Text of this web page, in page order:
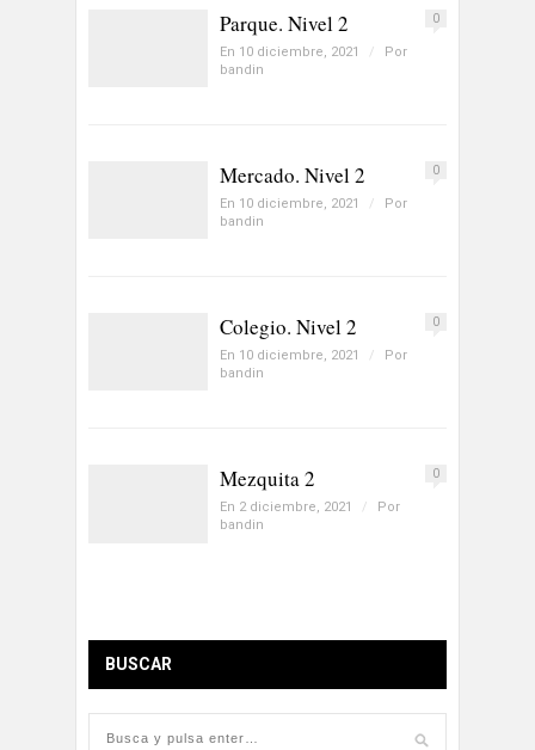
0
Parque. Nivel 2
En 10 diciembre, 2021 /
Por
bandin
0
Mercado. Nivel 2
En 10 diciembre, 2021 /
Por
bandin
0
Colegio. Nivel 2
En 10 diciembre, 2021 /
Por
bandin
0
Mezquita 2
En 2 diciembre, 2021 /
Por
bandin
BUSCAR